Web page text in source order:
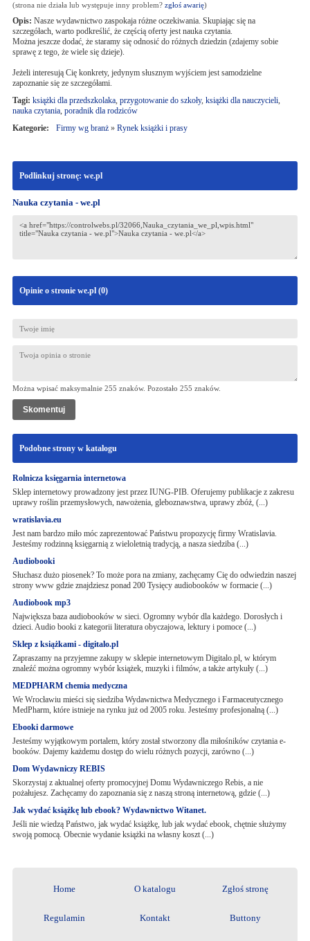
(strona nie działa lub występuje inny problem? zgłoś awarię)
Opis: Nasze wydawnictwo zaspokaja różne oczekiwania. Skupiając się na
szczegółach, warto podkreślić, że częścią oferty jest nauka czytania.
Można jeszcze dodać, że staramy się odnosić do różnych dziedzin (zdajemy sobie
sprawę z tego, że wiele się dzieje).
Jeżeli interesują Cię konkrety, jedynym słusznym wyjściem jest samodzielne
zapoznanie się ze szczegółami.
Tagi: książki dla przedszkolaka, przygotowanie do szkoły, książki dla nauczycieli,
nauka czytania, poradnik dla rodziców
Kategorie:
Firmy wg branż» Rynek książki i prasy
Podlinkuj stronę: we.pl
Nauka czytania - we.pl
Opinie o stronie we.pl (0)
Można wpisać maksymalnie 255 znaków. Pozostało 255 znaków.
Podobne strony w katalogu
Rolnicza księgarnia internetowa
Sklep internetowy prowadzony jest przez IUNG-PIB. Oferujemy publikacje z zakresu
uprawy roślin przemysłowych, nawożenia, gleboznawstwa, uprawy zbóż, (...)
wratislavia.eu
Jest nam bardzo miło móc zaprezentować Państwu propozycję firmy Wratislavia.
Jesteśmy rodzinną księgarnią z wieloletnią tradycją, a nasza siedziba (...)
Audiobooki
Słuchasz dużo piosenek? To może pora na zmiany, zachęcamy Cię do odwiedzin naszej
strony www gdzie znajdziesz ponad 200 Tysięcy audiobooków w formacie (...)
Audiobook mp3
Największa baza audiobooków w sieci. Ogromny wybór dla każdego. Dorosłych i
dzieci. Audio booki z kategorii literatura obyczajowa, lektury i pomoce (...)
Sklep z książkami - digitalo.pl
Zapraszamy na przyjemne zakupy w sklepie internetowym Digitalo.pl, w którym
znaleźć można ogromny wybór książek, muzyki i filmów, a także artykuły (...)
MEDPHARM chemia medyczna
We Wrocławiu mieści się siedziba Wydawnictwa Medycznego i Farmaceutycznego
MedPharm, które istnieje na rynku już od 2005 roku. Jesteśmy profesjonalną (...)
Ebooki darmowe
Jesteśmy wyjątkowym portalem, który został stworzony dla miłośników czytania e-
booków. Dajemy każdemu dostęp do wielu różnych pozycji, zarówno (...)
Dom Wydawniczy REBIS
Skorzystaj z aktualnej oferty promocyjnej Domu Wydawniczego Rebis, a nie
pożałujesz. Zachęcamy do zapoznania się z naszą stroną internetową, gdzie (...)
Jak wydać książkę lub ebook? Wydawnictwo Witanet.
Jeśli nie wiedzą Państwo, jak wydać książkę, lub jak wydać ebook, chętnie służymy
swoją pomocą. Obecnie wydanie książki na własny koszt (...)
Home O katalogu Zgłoś stronę
Regulamin Kontakt Buttony